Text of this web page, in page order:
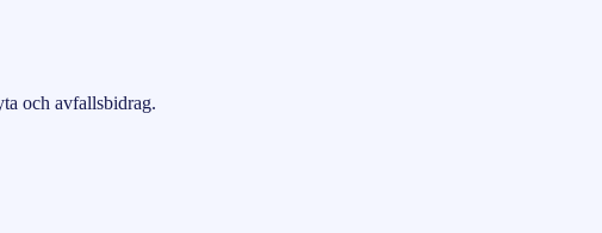
och avfallsbidrag.